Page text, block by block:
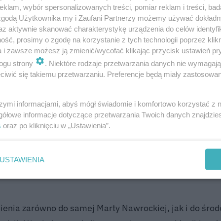
dla szerokiej dyskusji dotyczącej granic
w internecie. Wpis Pawłowicz koncentrował się
na nią po jej wcześniejszym publicznym
ceniąca życie,rodzinę, mająca dorobek w
się odzywać". Nie umie z "wdziękiem"
kultury. No, nie umie rzucić
zarówno do samej Marty Nawrockiej, jak i do
wybór spersonalizowanych treści, pomiar reklam i treści,
Użytkownika my i Zaufani Partnerzy możemy używać
aktywnie skanować charakterystykę urządzenia do celów
prosimy o zgodę na korzystanie z tych technologii poprzez
i zawsze możesz ją zmienić/wycofać klikając przycisk ustawień
strony
. Niektóre rodzaje przetwarzania danych nie
się takiemu przetwarzaniu. Preferencje będą miały
informacjami, abyś mógł świadomie i komfortowo korzystać z
informacje dotyczące przetwarzania Twoich danych
oraz po kliknięciu w „Ustawienia”.
USTAWIENIA